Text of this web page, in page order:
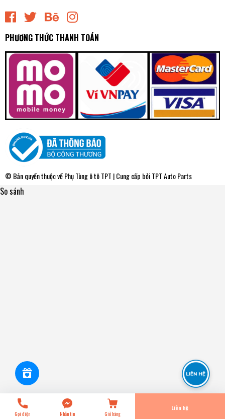
PHƯƠNG THỨC THANH TOÁN
© Bản quyền thuộc vềPhụ Tùng ô tô TPT | Cung cấp bởiTPT Auto Parts
So sánh
Tiến Hành Thanh Toán
Gọi điện Nhắn tin Giỏ hàng
Liên hệ